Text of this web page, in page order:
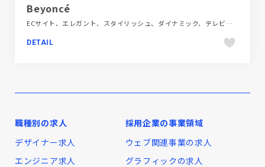
Beyoncé
ECサイト、エレガント、スタイリッシュ、ダイナミック、テレビ・アニメ・映画・芸能、デザイン・アート・音楽・文芸、ブラック系 、ポートフォリオ、モーション多め、レッド系、大きめ写真、海外サイト
DETAIL
職種別の求人
デザイナー求人
エンジニア求人
採用企業の事業領域
ウェブ関連事業の求人
グラフィックの求人